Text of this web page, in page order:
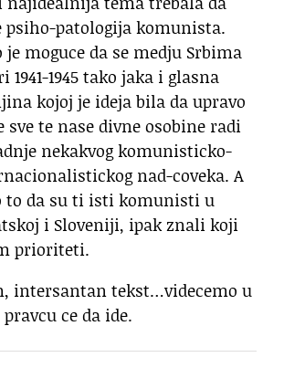
psiho-patologija komunista.
je moguce da se medju Srbima
1941-1945 tako jaka i glasna
kojoj je ideja bila da upravo
sve te nase divne osobine radi
nekakvog komunisticko-
nad-coveka. A
to da su ti isti komunisti u
i Sloveniji, ipak znali koji
prioriteti.
intersantan tekst…videcemo u
ce da ide.